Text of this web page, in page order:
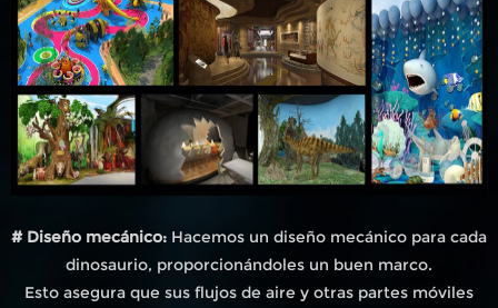
# Diseño mecánico:Hacemos un diseño mecánico para cada
dinosaurio, proporcionándoles un buen marco.
Esto asegura que sus flujos de aire y otras partes móviles